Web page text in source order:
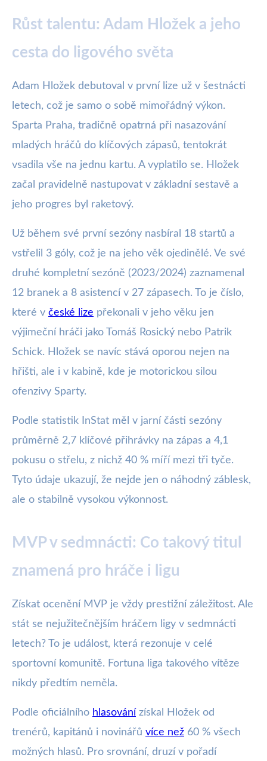
Růst talentu: Adam Hložek a jeho
cesta do ligového světa
Adam Hložek debutoval v první lize už v šestnácti
letech, což je samo o sobě mimořádný výkon.
Sparta Praha, tradičně opatrná při nasazování
mladých hráčů do klíčových zápasů, tentokrát
vsadila vše na jednu kartu. A vyplatilo se. Hložek
začal pravidelně nastupovat v základní sestavě a
jeho progres byl raketový.
Už během své první sezóny nasbíral 18 startů a
vstřelil 3 góly, což je na jeho věk ojedinělé. Ve své
druhé kompletní sezóně (2023/2024) zaznamenal
12 branek a 8 asistencí v 27 zápasech. To je číslo,
které v české lize překonali v jeho věku jen
výjimeční hráči jako Tomáš Rosický nebo Patrik
Schick. Hložek se navíc stává oporou nejen na
hřišti, ale i v kabině, kde je motorickou silou
ofenzivy Sparty.
Podle statistik InStat měl v jarní části sezóny
průměrně 2,7 klíčové přihrávky na zápas a 4,1
pokusu o střelu, z nichž 40 % míří mezi tři tyče.
Tyto údaje ukazují, že nejde jen o náhodný záblesk,
ale o stabilně vysokou výkonnost.
MVP v sedmnácti: Co takový titul
znamená pro hráče i ligu
Získat ocenění MVP je vždy prestižní záležitost. Ale
stát se nejužitečnějším hráčem ligy v sedmnácti
letech? To je událost, která rezonuje v celé
sportovní komunitě. Fortuna liga takového vítěze
nikdy předtím neměla.
Podle oficiálního hlasování získal Hložek od
trenérů, kapitánů i novinářů více než 60 % všech
možných hlasů. Pro srovnání, druzí v pořadí